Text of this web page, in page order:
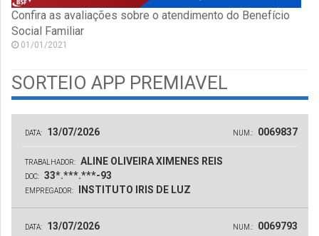
Confira as avaliações sobre o atendimento do Benefício
Social Familiar
01/01/2021
SORTEIO APP PREMIAVEL
DATA: 13/07/2026 NUM.: 0069837
TRABALHADOR: ALINE OLIVEIRA XIMENES REIS
DOC: 33*.***.***-93
EMPREGADOR: INSTITUTO IRIS DE LUZ
DATA: 13/07/2026 NUM.: 0069793